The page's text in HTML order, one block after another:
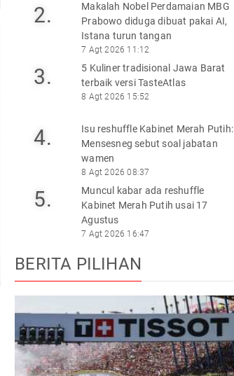
2.
Makalah Nobel Perdamaian MBG
Prabowo diduga dibuat pakai AI,
Istana turun tangan
7 Agt 2026 11:12
3.
5 Kuliner tradisional Jawa Barat
terbaik versi TasteAtlas
8 Agt 2026 15:52
4.
Isu reshuffle Kabinet Merah Putih:
Mensesneg sebut soal jabatan
wamen
8 Agt 2026 08:37
5.
Muncul kabar ada reshuffle
Kabinet Merah Putih usai 17
Agustus
7 Agt 2026 16:47
BERITA PILIHAN